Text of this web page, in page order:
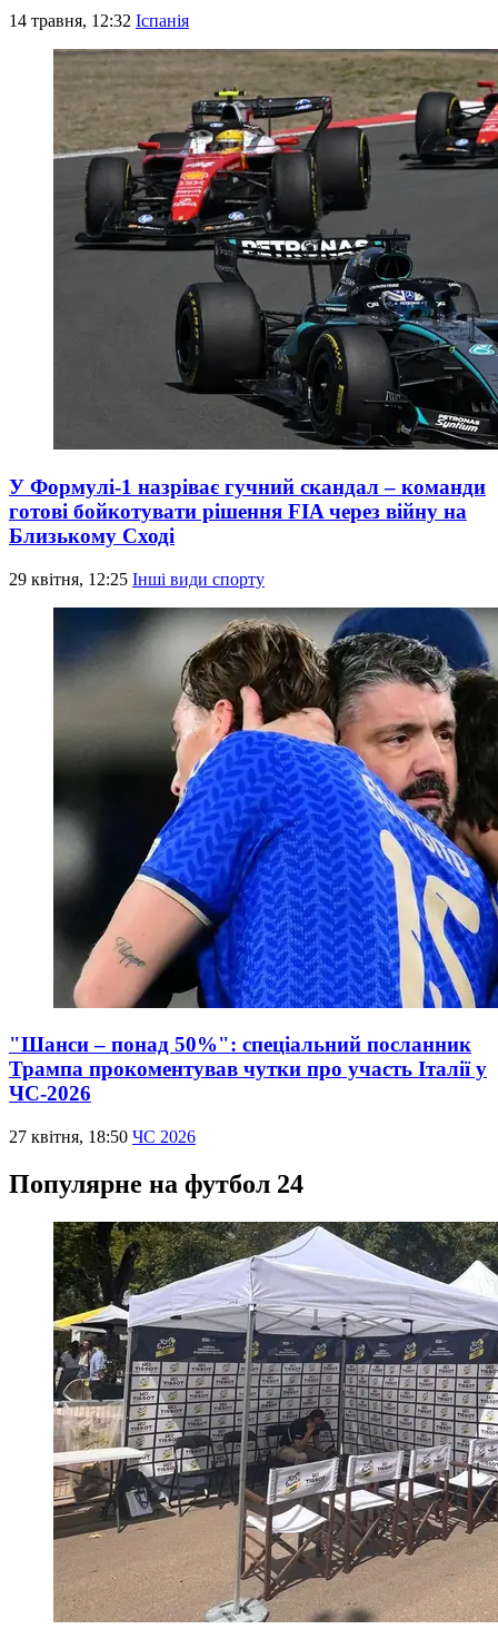
14 травня, 12:32 Іспанія
У Формулі-1 назріває гучний скандал – команди
готові бойкотувати рішення FIA через війну на
Близькому Сході
29 квітня, 12:25 Інші види спорту
"Шанси – понад 50%": спеціальний посланник
Трампа прокоментував чутки про участь Італії у
ЧС-2026
27 квітня, 18:50 ЧС 2026
Популярне на футбол 24